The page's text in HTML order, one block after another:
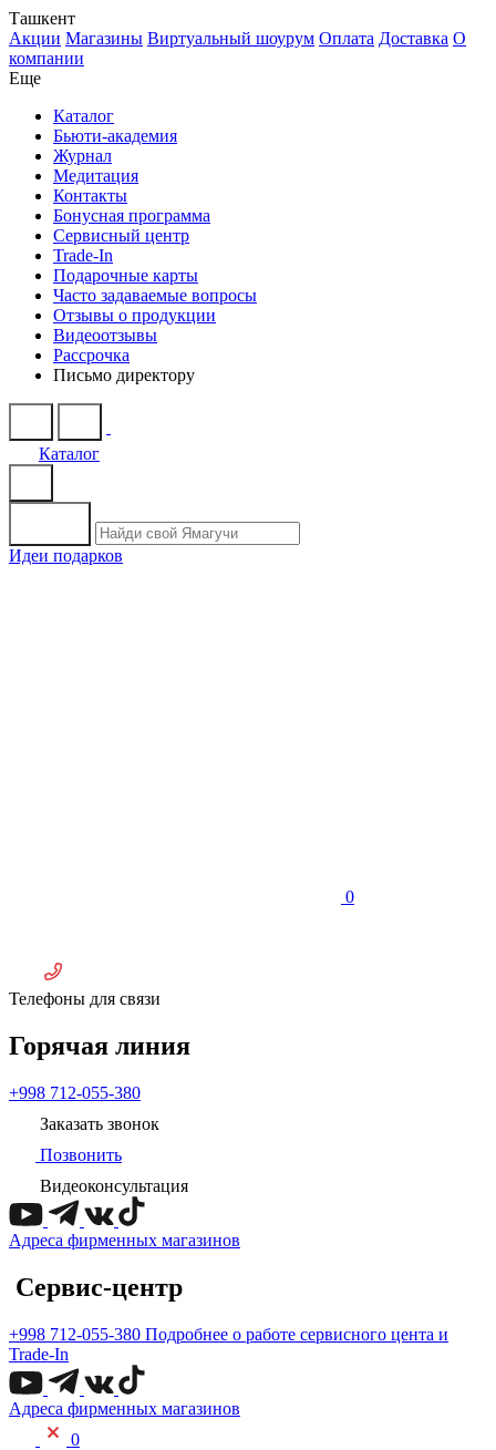
Ташкент
Акции Магазины Виртуальный шоурум Оплата Доставка О
компании
Еще
Каталог
Бьюти-академия
Журнал
Медитация
Контакты
Бонусная программа
Сервисный центр
Trade-In
Подарочные карты
Часто задаваемые вопросы
Отзывы о продукции
Видеоотзывы
Рассрочка
Письмо директору
Каталог
Идеи подарков
0
Телефоны для связи
Горячая линия
+998 712-055-380
Заказать звонок
Позвонить
Видеоконсультация
Адреса фирменных магазинов
Сервис-центр
+998 712-055-380 Подробнее о работе сервисного цента и
Trade-In
Адреса фирменных магазинов
0